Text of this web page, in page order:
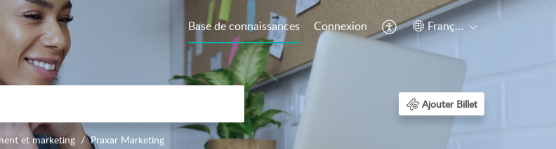
Base de connaissances Connexion Français (Canada)
Ajouter Billet
et marketing Praxar Marketing